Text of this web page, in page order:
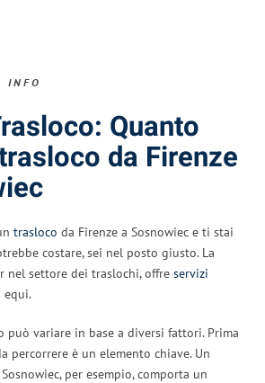
INFO
Quanto
da Firenze
trasloco da Firenze a Sosnowiec e ti stai
costare, sei nel posto giusto. La
nel settore dei traslochi, offre servizi
equi.
può variare in base a diversi fattori. Prima
percorrere è un elemento chiave. Un
per esempio, comporta un